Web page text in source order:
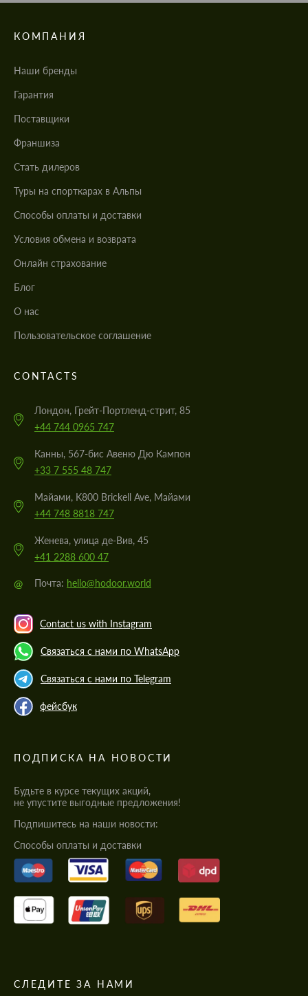
КОМПАНИЯ
Наши бренды
Гарантия
Поставщики
Франшиза
Стать дилеров
Туры на спорткарах в Альпы
Cпособы оплаты и доставки
Условия обмена и возврата
Онлайн страхование
Блог
О нас
Пользовательское соглашение
CONTACTS
Лондон, Грейт-Портленд-стрит, 85
+44 744 0965 747
Канны, 567-бис Авеню Дю Кампон
+33 7 555 48 747
Майами, K800 Brickell Ave, Майами
+44 748 8818 747
Женева, улица де-Вив, 45
+41 2288 600 47
@ Почта: hello@hodoor.world
Contact us with Instagram
Связаться с нами по WhatsApp
Связаться с нами по Telegram
фейсбук
ПОДПИСКА НА НОВОСТИ
Будьте в курсе текущих акций,
не упустите выгодные предложения!
Подпишитесь на наши новости:
Cпособы оплаты и доставки
СЛЕДИТЕ ЗА НАМИ